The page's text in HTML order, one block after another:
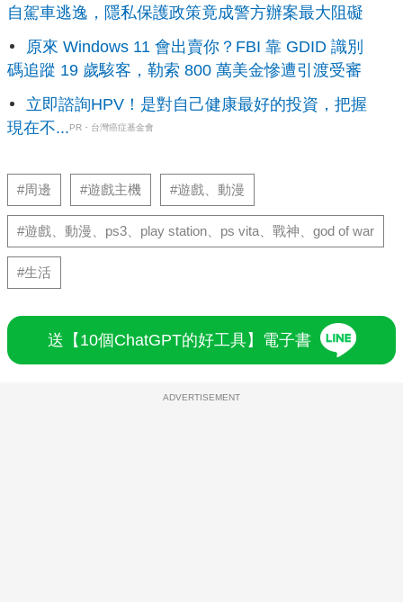
自駕車逃逸，隱私保護政策竟成警方辦案最大阻礙
原來 Windows 11 會出賣你？FBI 靠 GDID 識別
碼追蹤 19 歲駭客，勒索 800 萬美金慘遭引渡受審
立即諮詢HPV！是對自己健康最好的投資，把握
現在不...PR・台灣癌症基金會
#周邊 #遊戲主機 #遊戲、動漫
#遊戲、動漫、ps3、play station、ps vita、戰神、god of war
#生活
送【10個ChatGPT的好工具】電子書
ADVERTISEMENT